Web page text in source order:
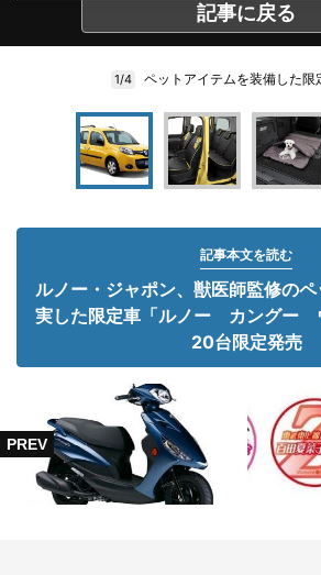
記事に戻る
1/4 ペットアイテムを装備した限
記事本文を読む
ルノー・ジャポン、獣医師監修の
実した限定車「ルノー カングー
20台限定発売